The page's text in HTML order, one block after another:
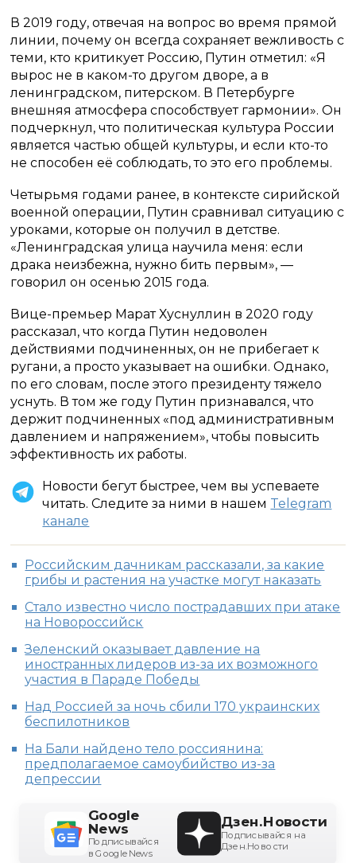
В 2019 году, отвечая на вопрос во время прямой
линии, почему он всегда сохраняет вежливость с
теми, кто критикует Россию, Путин отметил: «Я
вырос не в каком-то другом дворе, а в
ленинградском, питерском. В Петербурге
внешняя атмосфера способствует гармонии». Он
подчеркнул, что политическая культура России
является частью общей культуры, и если кто-то
не способен её соблюдать, то это его проблемы.
Четырьмя годами ранее, в контексте сирийской
военной операции, Путин сравнивал ситуацию с
уроками, которые он получил в детстве.
«Ленинградская улица научила меня: если
драка неизбежна, нужно бить первым», —
говорил он осенью 2015 года.
Вице-премьер Марат Хуснуллин в 2020 году
рассказал, что когда Путин недоволен
действиями подчиненных, он не прибегает к
ругани, а просто указывает на ошибки. Однако,
по его словам, после этого президенту тяжело
уснуть. В том же году Путин признавался, что
держит подчиненных «под административным
давлением и напряжением», чтобы повысить
эффективность их работы.
Новости бегут быстрее, чем вы успеваете
читать. Следите за ними в нашем Telegram
канале
Российским дачникам рассказали, за какие
грибы и растения на участке могут наказать
Стало известно число пострадавших при атаке
на Новороссийск
Зеленский оказывает давление на
иностранных лидеров из-за их возможного
участия в Параде Победы
Над Россией за ночь сбили 170 украинских
беспилотников
На Бали найдено тело россиянина:
предполагаемое самоубийство из-за
депрессии
Google
News
Подписывайся
в Google News
Дзен.Новости
Подписывайся на
Дзен.Новости